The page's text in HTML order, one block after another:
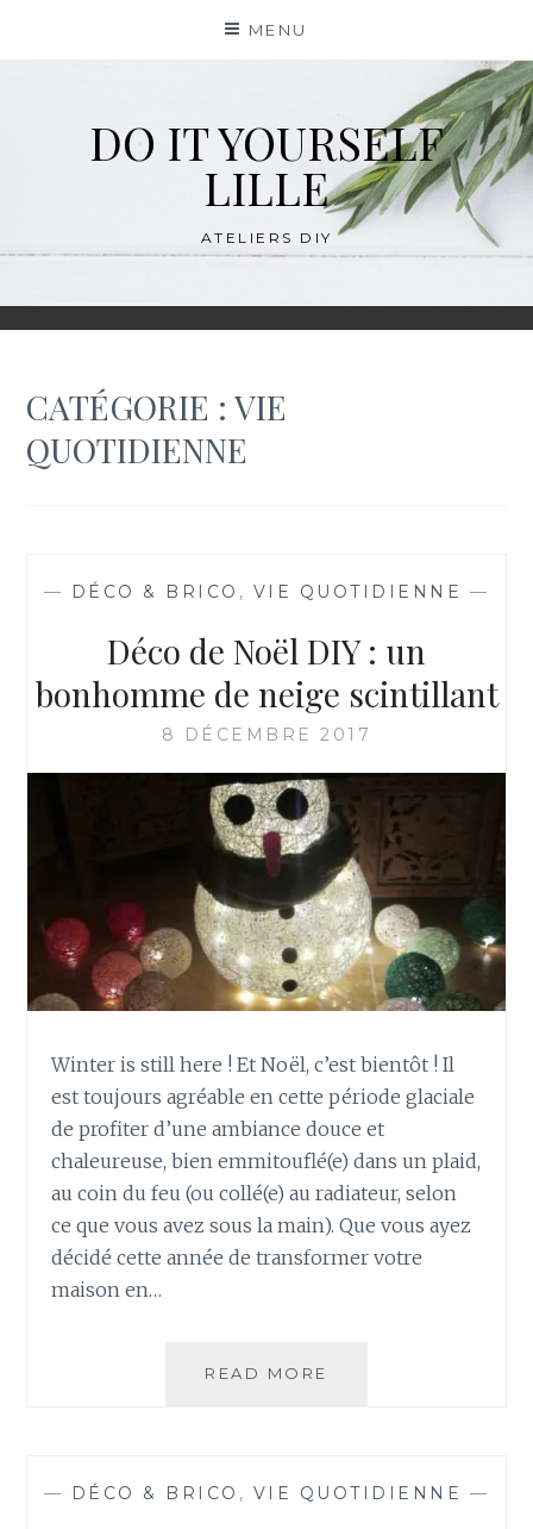
MENU
DO IT YOURSELF
LILLE
ATELIERS DIY
CATÉGORIE :VIE
QUOTIDIENNE
— DÉCO & BRICO , VIE QUOTIDIENNE —
Déco de Noël DIY : un
bonhomme de neige scintillant
8 DÉCEMBRE 2017
Winter is still here ! Et Noël, c’est bientôt ! Il
est toujours agréable en cette période glaciale
de profiter d’une ambiance douce et
chaleureuse, bien emmitouflé(e) dans un plaid,
au coin du feu (ou collé(e) au radiateur, selon
ce que vous avez sous la main). Que vous ayez
décidé cette année de transformer votre
maison en…
READ MORE
UN
— DÉCO & BRICO , VIE QUOTIDIENNE —